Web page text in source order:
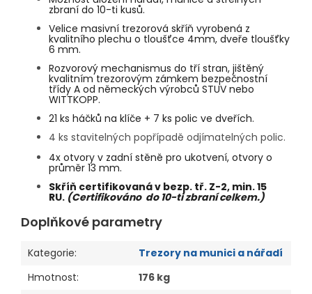
zbraní do 10-ti kusů.
Velice masivní trezorová skříň vyrobená z
kvalitního plechu o tloušťce 4mm, dveře tloušťky
6 mm.
Rozvorový mechanismus do tří stran, jištěný
kvalitním trezorovým zámkem bezpečnostní
třídy A od německých výrobců STUV nebo
WITTKOPP.
21 ks háčků na klíče + 7 ks polic ve dveřích.
4 ks stavitelných popřípadě odjímatelných polic.
4x otvory v zadní stěně pro ukotvení, otvory o
průměr 13 mm.
Skříň certifikovaná v bezp. tř. Z-2, min. 15
RU. (Certifikováno do 10-ti zbraní celkem.)
Doplňkové parametry
Kategorie:
Trezory na munici a nářadí
Hmotnost:
176 kg